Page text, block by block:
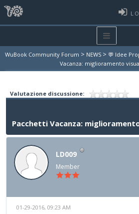
WuBook Community Forum > NEWS > 💬 Idee
Vacanza: miglioramento
Valutazione discussione:
Pacchetti Vacanza:
LD009
Member
01-29-2016, 09:23 AM